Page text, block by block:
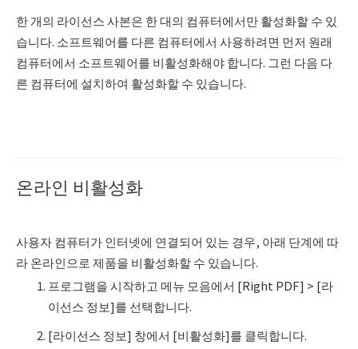
한 개의 라이선스 사본은 한 대의 컴퓨터에서만 활성화할 수 있
습니다. 소프트웨어를 다른 컴퓨터에서 사용하려면 먼저 원래
컴퓨터에서 소프트웨어를 비활성화해야 합니다. 그런 다음 다
른 컴퓨터에 설치하여 활성화할 수 있습니다.
온라인 비활성화
사용자 컴퓨터가 인터넷에 연결되어 있는 경우, 아래 단계에 따
라 온라인으로 제품을 비활성화할 수 있습니다.
프로그램을 시작하고 메뉴 모음에서 [Right PDF] > [라
이선스 정보]를 선택합니다.
[라이선스 정보] 창에서 [비활성화]를 클릭합니다.